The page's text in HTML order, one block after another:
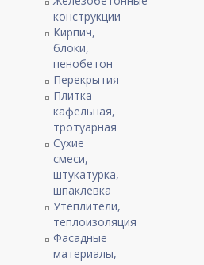
конструкции
Кирпич,
блоки,
пенобетон
Перекрытия
Плитка
кафельная,
тротуарная
Сухие
смеси,
штукатурка,
шпаклевка
Утеплители,
теплоизоляция
Фасадные
материалы,